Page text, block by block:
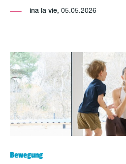
ina la vie, 05.05.2026
Bewegung